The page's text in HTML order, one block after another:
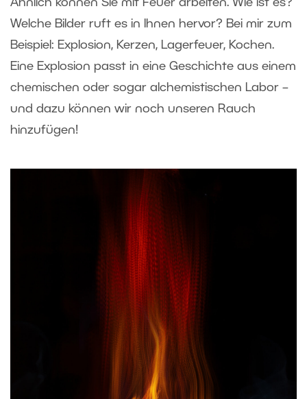
Ähnlich können Sie mit Feuer arbeiten. Wie ist es?
Welche Bilder ruft es in Ihnen hervor? Bei mir zum
Beispiel: Explosion, Kerzen, Lagerfeuer, Kochen.
Eine Explosion passt in eine Geschichte aus einem
chemischen oder sogar alchemistischen Labor –
und dazu können wir noch unseren Rauch
hinzufügen!